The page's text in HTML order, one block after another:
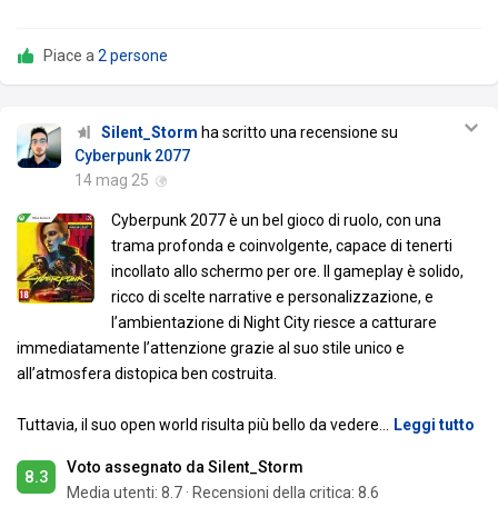
Piace a 2 persone
Silent_Storm ha scritto una recensione su
Cyberpunk 2077
14 mag 25
Cyberpunk 2077 è un bel gioco di ruolo, con una
trama profonda e coinvolgente, capace di tenerti
incollato allo schermo per ore. Il gameplay è solido,
ricco di scelte narrative e personalizzazione, e
l’ambientazione di Night City riesce a catturare
immediatamente l’attenzione grazie al suo stile unico e
all’atmosfera distopica ben costruita.
Tuttavia, il suo open world risulta più bello da vedere Leggi tutto
8.3
Voto assegnato da Silent_Storm
Media utenti: 8.7 · Recensioni della critica: 8.6